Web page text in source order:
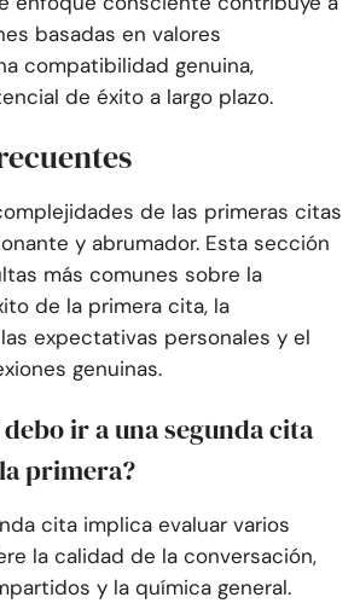
basadas en valores
compatibilidad genuina,
de éxito a largo plazo.
de las primeras citas
y abrumador. Esta sección
más comunes sobre la
de la primera cita, la
expectativas personales y el
genuinas.
debo ir a una segunda cita
primera?
cita implica evaluar varios
la calidad de la conversación,
y la química general.